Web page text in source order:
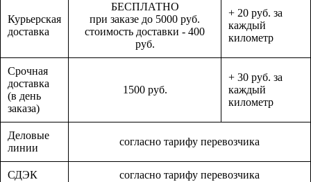
Курьерская
доставка
БЕСПЛАТНО
при заказе до 5000 руб.
стоимость доставки - 400
руб.
+ 20 руб. за
каждый
километр
Срочная
доставка
(в день
заказа)
1500 руб.
+ 30 руб. за
каждый
километр
Деловые
линии
согласно тарифу перевозчика
СДЭК согласно тарифу перевозчика